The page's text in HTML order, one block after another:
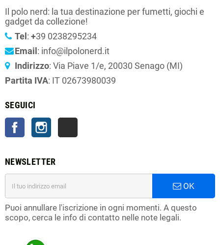
Il polo nerd: la tua destinazione per fumetti, giochi e
gadget da collezione!
Tel : +39 0238295234
Email : info@ilpolonerd.it
Indirizzo: Via Piave 1/e, 20030 Senago (MI)
Partita IVA: IT 02673980039
SEGUICI
FacebookInstagram
NEWSLETTER
OK
Puoi annullare l'iscrizione in ogni momenti. A questo
scopo, cerca le info di contatto nelle note legali.